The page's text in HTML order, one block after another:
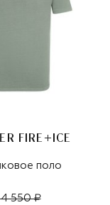
FIRE+ICE
поло
550 ₽